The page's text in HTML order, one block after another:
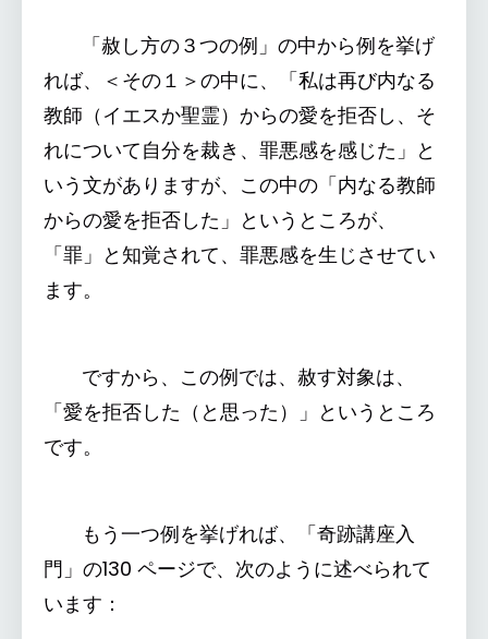
「赦し方の３つの例」の中から例を挙げ
れば、＜その１＞の中に、「私は再び内なる
教師（イエスか聖霊）からの愛を拒否し、そ
れについて自分を裁き、罪悪感を感じた」と
いう文がありますが、この中の「内なる教師
からの愛を拒否した」というところが、
「罪」と知覚されて、罪悪感を生じさせてい
ます。
ですから、この例では、赦す対象は、
「愛を拒否した（と思った）」というところ
です。
もう一つ例を挙げれば、「奇跡講座入
門」の130 ページで、次のように述べられて
います：